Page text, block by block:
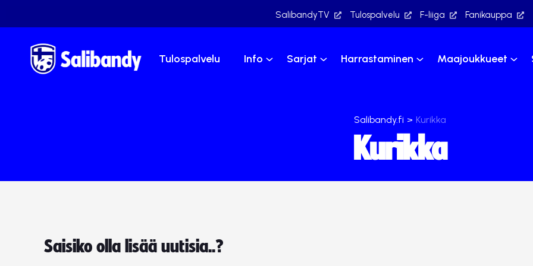
SalibandyTV Tulospalvelu F-liiga Fanikauppa
Tulospalvelu Info Sarjat Harrastaminen Maajoukkueet
Salibandy.fi > Kurikka
Kurikka
Saisiko olla lisää uutisia..?